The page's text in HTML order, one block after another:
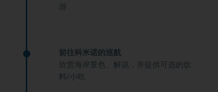
游
前往科米诺的巡航
欣赏海岸景色、解说，并提供可选的饮
料/小吃